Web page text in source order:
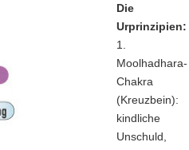
Die
Urprinzipien:
1.
Moolhadhara-
Chakra
(Kreuzbein):
kindliche
Unschuld,